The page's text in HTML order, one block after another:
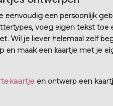
eenvoudig een persoonlijk
voeg eigen tekst toe
Wil je liever helemaal zelf
en maak een kaartje met je
en ontwerp een